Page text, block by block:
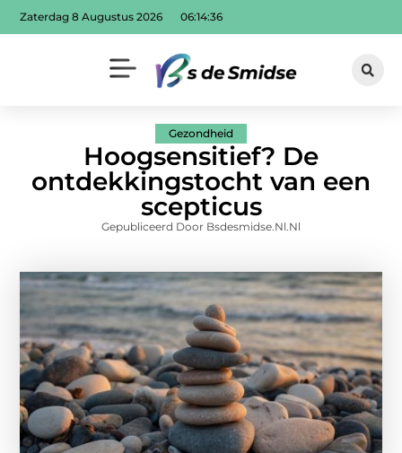
Zaterdag 8 Augustus 2026 06:14:37
Gezondheid
Hoogsensitief? De
ontdekkingstocht van een
scepticus
Gepubliceerd Door Bsdesmidse.nl.nl